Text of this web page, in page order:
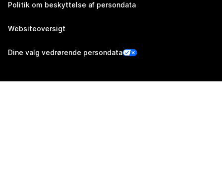
Politik om beskyttelse af persondata
Websiteoversigt
Dine valg vedrørende persondata